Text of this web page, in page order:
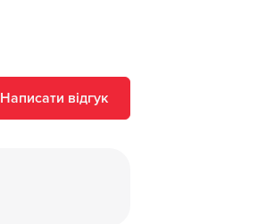
Написати відгук